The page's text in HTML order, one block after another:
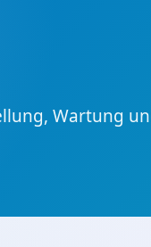
Wartung